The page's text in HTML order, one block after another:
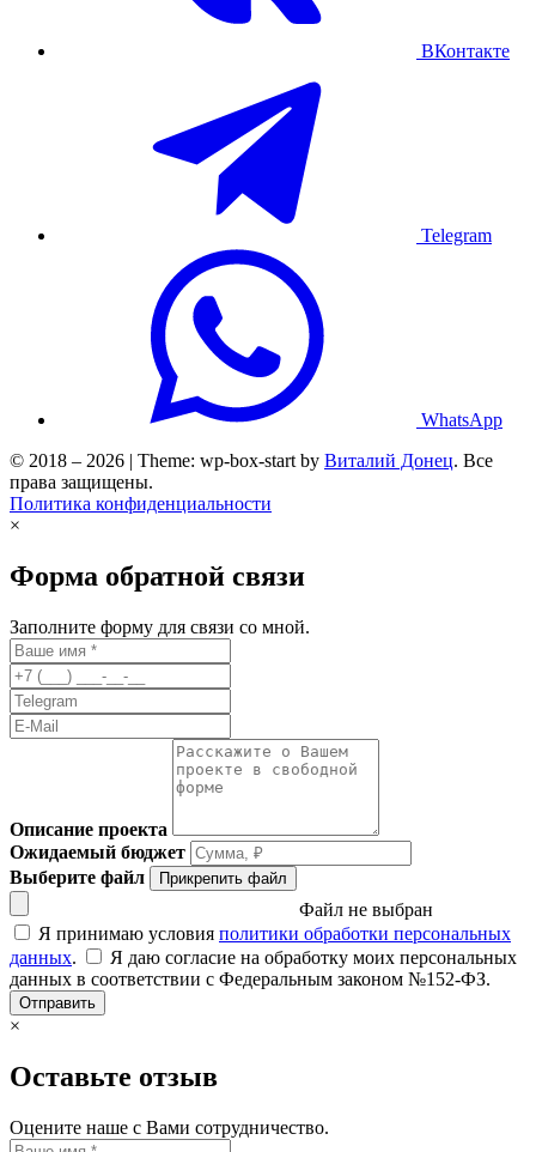
ВКонтакте
Telegram
WhatsApp
© 2018 – 2026 | Theme: wp-box-start by Виталий Донец. Все
права защищены.
Политика конфиденциальности
×
Форма обратной связи
Заполните форму для связи со мной.
Описание проекта
Ожидаемый бюджет
Выберите файл
Прикрепить файл
Файл не выбран
Я принимаю условия политики обработки персональных
данных.
Я даю согласие на обработку моих персональных
данных в соответствии с Федеральным законом №152-ФЗ.
Отправить
×
Оставьте отзыв
Оцените наше с Вами сотрудничество.